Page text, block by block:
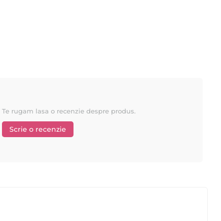
delicat.
Te rugam lasa o recenzie despre produs.
Scrie o recenzie